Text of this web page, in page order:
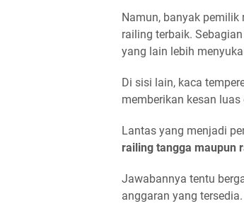
Namun, banyak
railing terbaik.
yang lain lebih
Di sisi lain, kaca
memberikan kesan luas
Lantas yang menjadi
railing tangga maupun
Jawabannya tentu
anggaran yang tersedia.